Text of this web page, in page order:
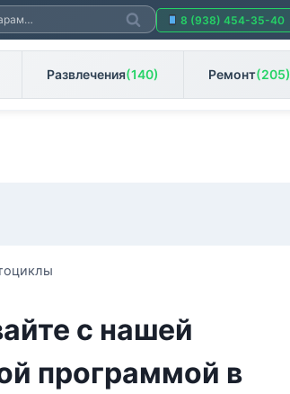
Поиск
8 (938) 454-35-40
Развлечения(140) Ремонт(205)
с нашей
программой в